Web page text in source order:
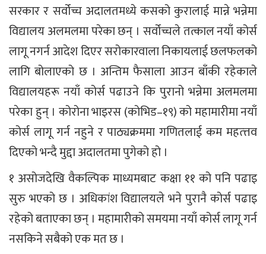
सरकार र सर्वोच्च अदालतमध्ये कसको कुरालाई मान्ने भन्नेमा
विद्यालय अलमलमा परेका छन् । सर्वोच्चले तत्काल नयाँ कोर्स
लागू नगर्न आदेश दिएर सरोकारवाला निकायलाई छलफलको
लागि बोलाएको छ । अन्तिम फैसाला आउन बाँकी रहेकाले
विद्यालयहरू नयाँ कोर्स पढाउने कि पुरानो भन्नेमा अलमलमा
परेका हुन् । कोरोना भाइरस (कोभिड–१९) को महामारीमा नयाँ
कोर्स लागू गर्न नहुने र पाठ्यक्रममा गणितलाई कम महत्त्तव
दिएको भन्दै मुद्दा अदालतमा पुगेको हो ।
१ असोजदेखि वैकल्पिक माध्यमबाट कक्षा ११ को पनि पढाइ
सुरु भएको छ । अधिकांश विद्यालयले भने पुरानै कोर्स पढाइ
रहेको बताएका छन् । महामारीको समयमा नयाँ कोर्स लागू गर्न
नसकिने सबैको एक मत छ ।